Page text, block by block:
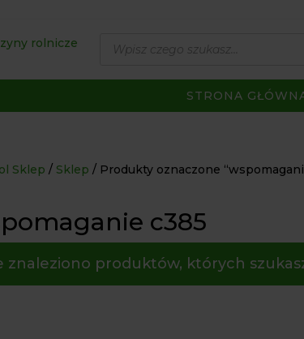
produktów
STRONA
Sklep Sklep Produkty oznaczone
c385
znaleziono produktów, których